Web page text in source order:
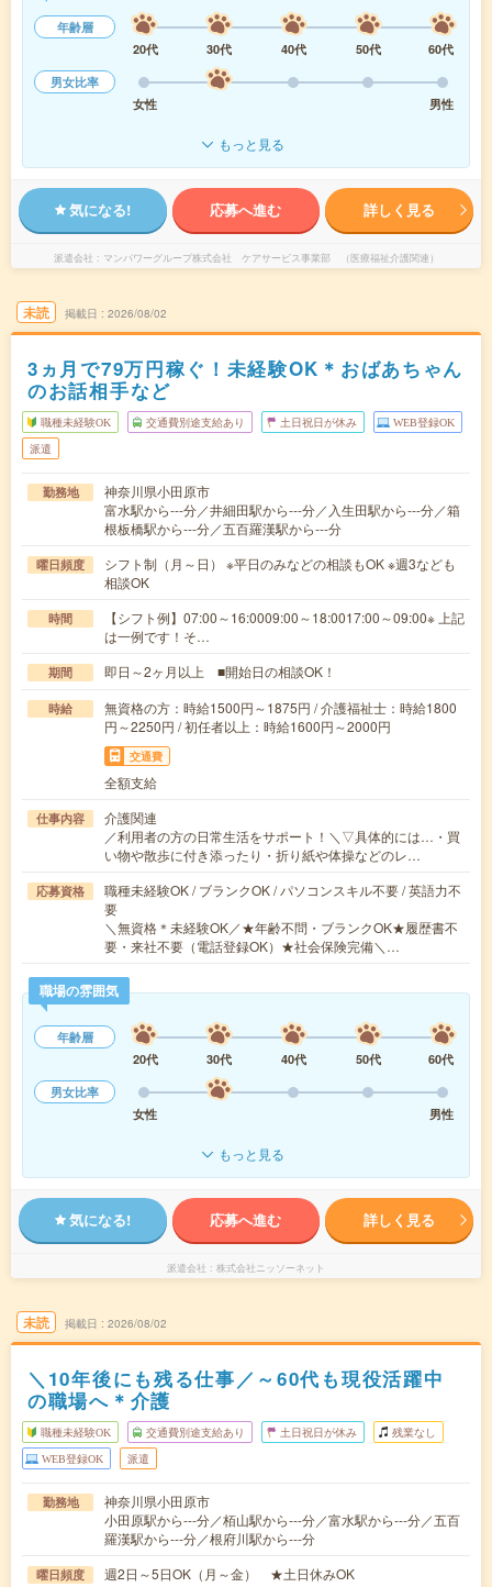
年齢層
20代
30代 40代 50代
60代
男女比率
女性
男性
もっと見る
気になる! 応募へ進む 詳しく見る
派遣会社 マンパワーグループ株式会社 ケアサービス事業部 （医療福祉介護関連）
未読 掲載日 2026/08/02
3ヵ月で79万円稼ぐ！未経験OK＊おばあちゃん
のお話相手など
職種未経験OK 交通費別途支給あり 土日祝日が休み WEB登録OK
派遣
勤務地
神奈川県小田原市
富水駅から---分／井細田駅から---分／入生田駅から---分／箱
根板橋駅から---分／五百羅漢駅から---分
曜日頻度
シフト制（月～日） ※平日のみなどの相談もOK ※週3なども
相談OK
時間
【シフト例】07:00～16:0009:00～18:0017:00～09:00※ 上記
は一例です！そ…
期間 即日～2ヶ月以上 ■開始日の相談OK！
時給
無資格の方：時給1500円～1875円 / 介護福祉士：時給1800
円～2250円 / 初任者以上：時給1600円～2000円
交通費
全額支給
仕事内容
介護関連
／利用者の方の日常生活をサポート！＼▽具体的には…・買
い物や散歩に付き添ったり・折り紙や体操などのレ…
応募資格
職種未経験OK / ブランクOK / パソコンスキル不要 / 英語力不
要
＼無資格＊未経験OK／★年齢不問・ブランクOK★履歴書不
要・来社不要（電話登録OK）★社会保険完備＼…
職場の雰囲気
年齢層
20代
30代 40代 50代
60代
男女比率
女性
男性
もっと見る
気になる! 応募へ進む 詳しく見る
派遣会社 株式会社ニッソーネット
未読 掲載日 2026/08/02
＼10年後にも残る仕事／～60代も現役活躍中
の職場へ＊介護
職種未経験OK 交通費別途支給あり 土日祝日が休み 残業なし
WEB登録OK 派遣
勤務地
神奈川県小田原市
小田原駅から---分／栢山駅から---分／富水駅から---分／五百
羅漢駅から---分／根府川駅から---分
曜日頻度 週2日～5日OK（月～金） ★土日休みOK